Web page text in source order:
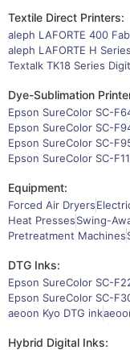
Textile Direct Printers:
aleph LAFORTE 400
aleph LAFORTE H
Textalk TK18 Series
Dye-Sublimation
Epson SureColor SC-
Epson SureColor SC-
Epson SureColor SC-
Epson SureColor SC-
Equipment:
Forced Air Dryers
Heat PressesSwing-
Pretreatment Machines
DTG Inks:
Epson SureColor SC-
Epson SureColor SC-
aeoon Kyo DTG ink
Hybrid Digital Inks: